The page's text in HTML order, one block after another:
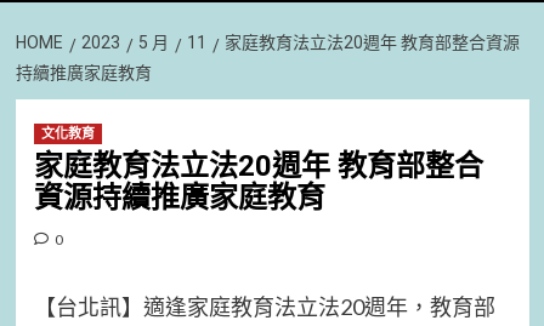
HOME 2023 5 月 11
家庭教育法立法20週年 教育部整合資源
持續推廣家庭教育
文化教育
家庭教育法立法20週年 教育部整合
資源持續推廣家庭教育
0
【台北訊】適逢家庭教育法立法20週年，教育部